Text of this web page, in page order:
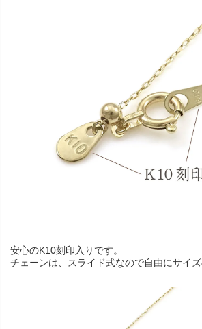
安心のK10刻印入りです。
チェーンは、スライド式なので自由にサイズ